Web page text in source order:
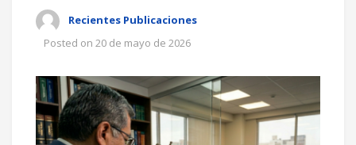
Recientes Publicaciones
Posted on 20 de mayo de 2026